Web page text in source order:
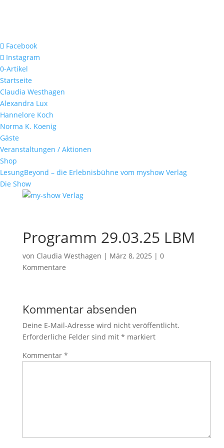
Facebook
Instagram
0-Artikel
Startseite
Claudia Westhagen
Alexandra Lux
Hannelore Koch
Norma K. Koenig
Gäste
Veranstaltungen / Aktionen
Shop
LesungBeyond – die Erlebnisbühne vom myshow Verlag
Die Show
Programm 29.03.25 LBM
von Claudia Westhagen | März 8, 2025 | 0
Kommentare
Kommentar absenden
Deine E-Mail-Adresse wird nicht veröffentlicht.
Erforderliche Felder sind mit * markiert
Kommentar *